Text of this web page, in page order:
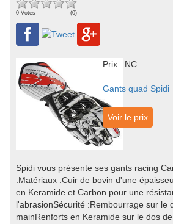
0 Votes (0)
Prix : NC
Gants quad Spidi
Voir le prix
Spidi vous présente ses gants racing
:Matériaux :Cuir de bovin d'une
en Keramide et Carbon pour une
l'abrasionSécurité :Rembourrage sur le
mainRenforts en Keramide sur le dos